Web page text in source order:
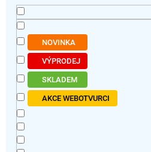
NOVINKA
VÝPRODEJ
SKLADEM
AKCE WEBOTVURCI